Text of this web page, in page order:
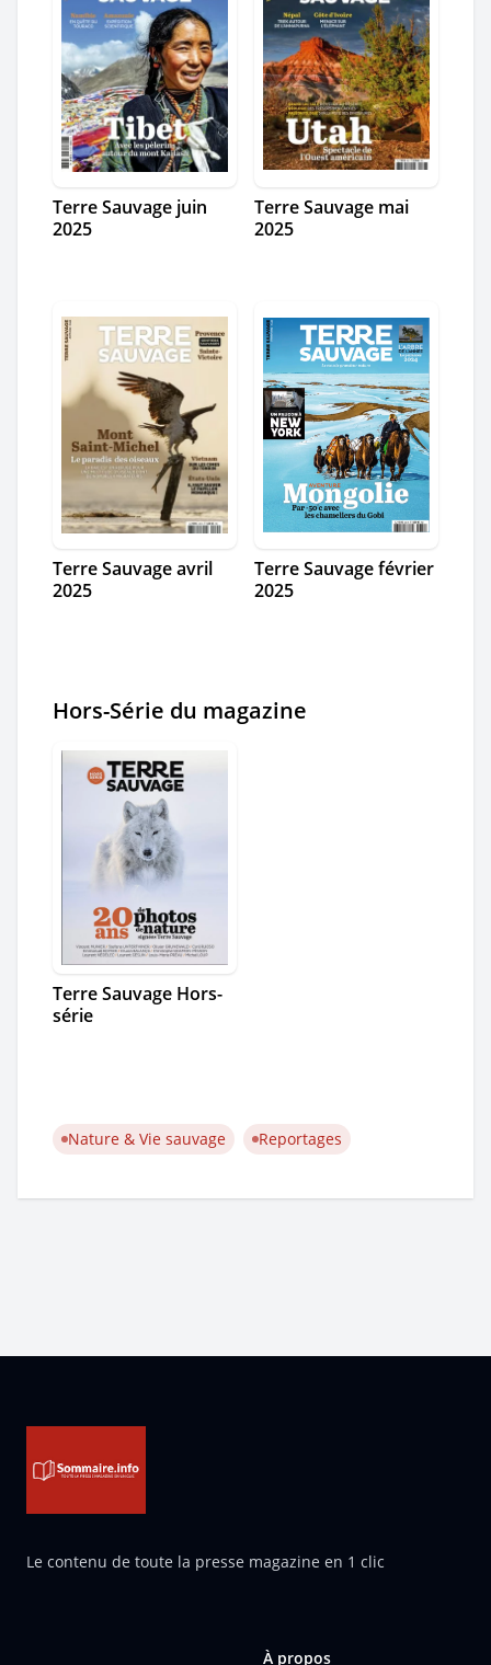
Terre Sauvage juin
2025
Terre Sauvage mai
2025
Terre Sauvage avril
2025
Terre Sauvage février
2025
Hors-Série du magazine
Terre Sauvage Hors-
série
Nature & Vie sauvage Reportages
Le contenu de toute la presse magazine en 1 clic
À propos